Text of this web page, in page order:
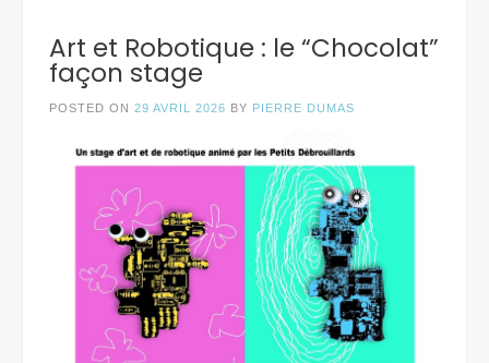
Art et Robotique : le “Chocolat”
façon stage
POSTED ON 29 AVRIL 2026 BY PIERRE DUMAS